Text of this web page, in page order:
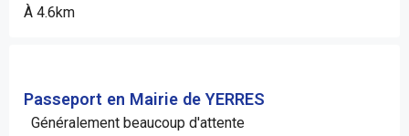
À 4.6km
Passeport en Mairie de YERRES
Généralement beaucoup d'attente